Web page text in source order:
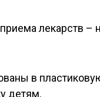
лекарств –
в
детям.